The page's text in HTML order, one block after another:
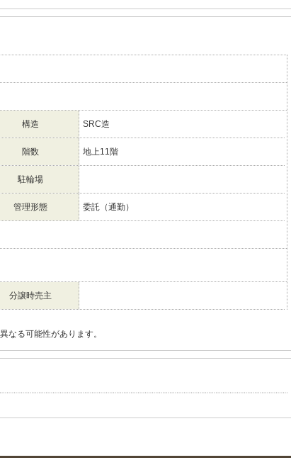
構造 SRC造
階数 地上11階
駐輪場
管理形態 委託（通勤）
分譲時売主
なる可能性があります。